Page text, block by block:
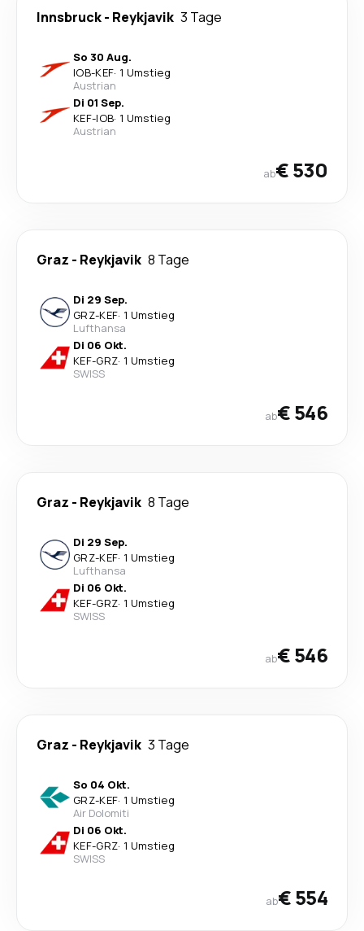
Innsbruck- Reykjavik 3 Tage
So 30 Aug.
IOB-KEF· 1 Umstieg
Austrian
Di 01 Sep.
KEF-IOB· 1 Umstieg
Austrian
ab€ 530
Graz - Reykjavik 8 Tage
Di 29 Sep.
GRZ-KEF· 1 Umstieg
Lufthansa
Di 06 Okt.
KEF-GRZ· 1 Umstieg
SWISS
ab€ 546
Graz - Reykjavik 8 Tage
Di 29 Sep.
GRZ-KEF· 1 Umstieg
Lufthansa
Di 06 Okt.
KEF-GRZ· 1 Umstieg
SWISS
ab€ 546
Graz - Reykjavik 3 Tage
So 04 Okt.
GRZ-KEF· 1 Umstieg
Air Dolomiti
Di 06 Okt.
KEF-GRZ· 1 Umstieg
SWISS
ab€ 554